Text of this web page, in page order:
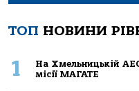
ТОП НОВИНИ
1
На Хмельницькій
місії МАГАТЕ